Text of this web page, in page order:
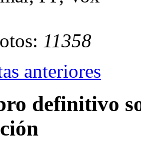
11358
anteriores
definitivo